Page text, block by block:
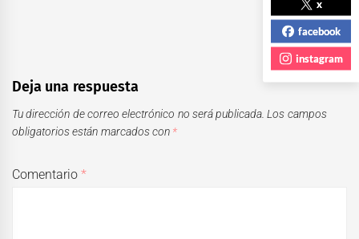
Deja una respuesta
Tu dirección de correo electrónico no será publicada. Los campos
obligatorios están marcados con *
Comentario*
x
facebook
instagram